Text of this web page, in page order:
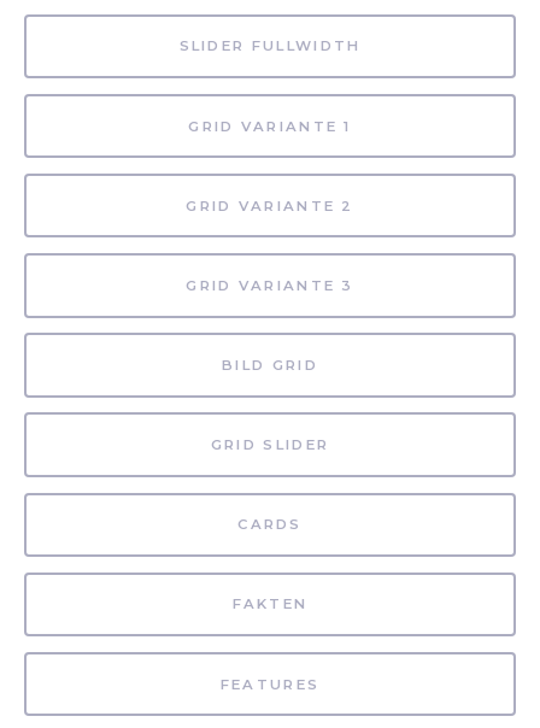
SLIDER FULLWIDTH
GRID VARIANTE 1
GRID VARIANTE 2
GRID VARIANTE 3
BILD GRID
GRID SLIDER
CARDS
FAKTEN
FEATURES